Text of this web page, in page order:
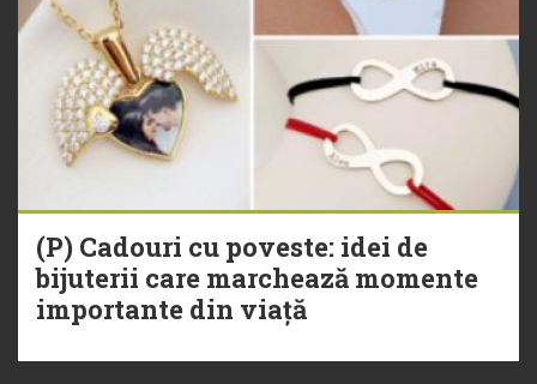
(P) Cadouri cu poveste: idei de
bijuterii care marchează momente
importante din viață